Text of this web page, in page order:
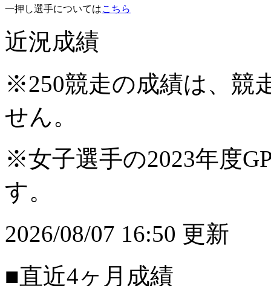
一押し選手についてはこちら
近況成績
※250競走の成績は、競
せん。
※女子選手の2023年度
す。
2026/08/07 16:50 更新
■直近4ヶ月成績